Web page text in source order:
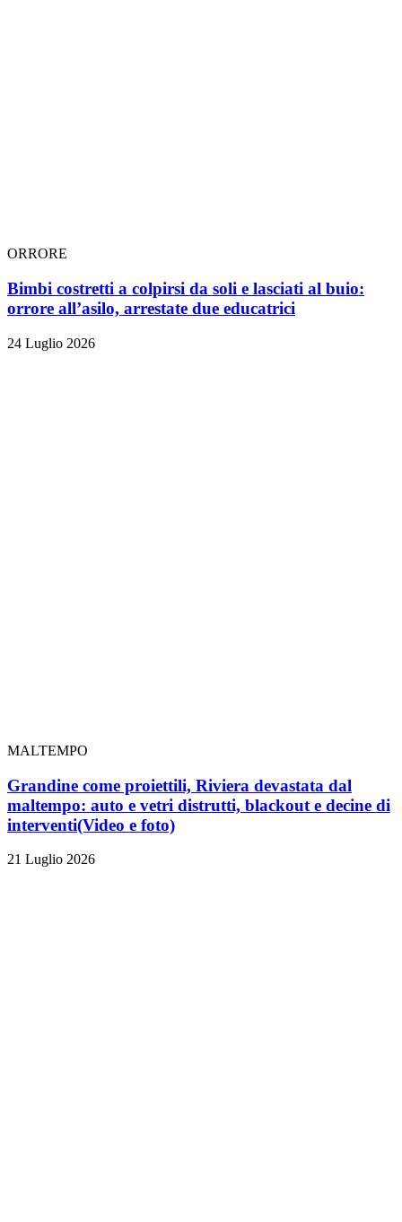
ORRORE
Bimbi costretti a colpirsi da soli e lasciati al buio:
orrore all’asilo, arrestate due educatrici
24 Luglio 2026
MALTEMPO
Grandine come proiettili, Riviera devastata dal
maltempo: auto e vetri distrutti, blackout e decine di
interventi(Video e foto)
21 Luglio 2026